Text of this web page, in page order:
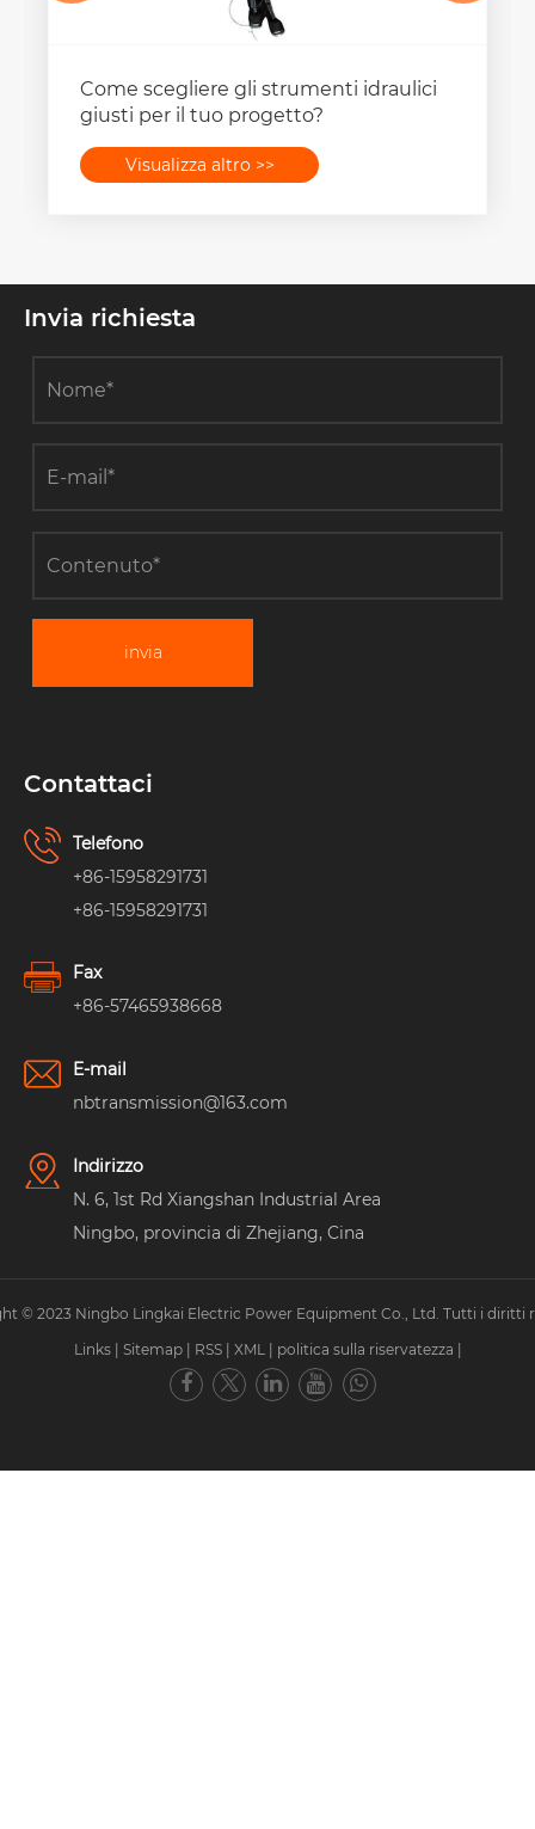
Come scegliere gli strumenti idraulici
giusti per il tuo progetto?
Visualizza altro >>
Invia richiesta
invia
Contattaci
Telefono
+86-15958291731
+86-15958291731
Fax
+86-57465938668
E-mail
nbtransmission@163.com
Indirizzo
N. 6, 1st Rd Xiangshan Industrial Area
Ningbo, provincia di Zhejiang, Cina
© 2023 Ningbo Lingkai Electric Power Equipment Co., Ltd. Tutti i diritti
Links
Sitemap RSS XML politica sulla riservatezza